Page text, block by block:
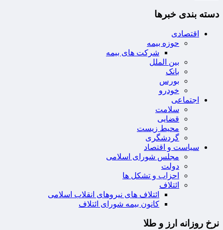
دسته بندی خبرها
اقتصادی
حوزه بیمه
شرکت های بیمه
بین الملل
بانک
بورس
خودرو
اجتماعی
سلامت
قضایی
محیط زیست
گردشگری
سیاست و اقتصاد
مجلس شورای اسلامی
دولت
احزاب و تشکل ها
ائتلاف
ائتلاف های نیروهای انقلاب اسلامی
کانون بیمه شورای ائتلاف
نرخ روزانه ارز و طلا